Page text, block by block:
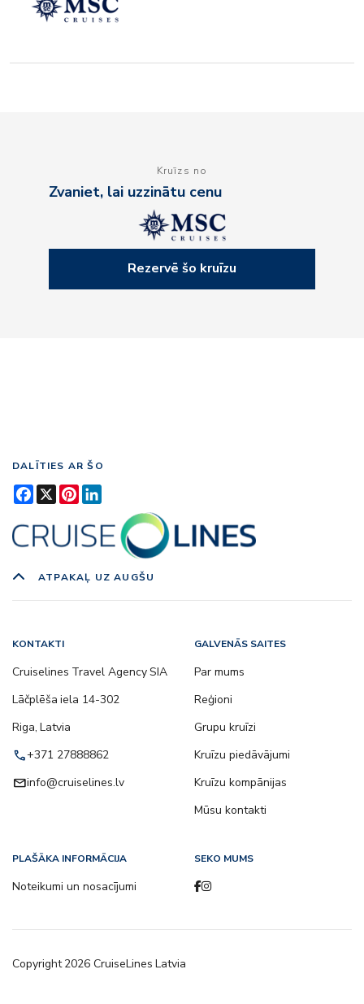
Kruīzs no
Zvaniet, lai uzzinātu cenu
Rezervē šo kruīzu
DALĪTIES AR ŠO
Facebook
X Pinterest
ATPAKAĻ UZ AUGŠU
KONTAKTI
Cruiselines Travel Agency SIA
Lāčplēša iela 14-302
Riga, Latvia
call+371 27888862
emailinfo@cruiselines.lv
GALVENĀS SAITES
Par mums
Reģioni
Grupu kruīzi
Kruīzu piedāvājumi
Kruīzu kompānijas
Mūsu kontakti
PLAŠĀKA INFORMĀCIJA
Noteikumi un nosacījumi
SEKO MUMS
Copyright2026 CruiseLines Latvia